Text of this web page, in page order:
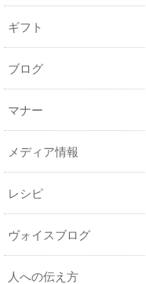
ギフト
ブログ
マナー
メディア情報
レシピ
ヴォイスブログ
人への伝え方